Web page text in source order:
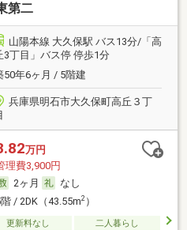
第二
山陽本線 大久保駅 バス13分/「高
3丁目」バス停 停歩1分
50年6ヶ月 / 5階建
兵庫県明石市大久保町高丘３丁
万円
理費3,900円
2ヶ月
なし
/ 2DK（43.55m2）
更新料なし
二人暮らし